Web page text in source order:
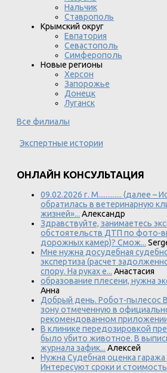
Нальчик
Ставрополь
Крымский округ
Евпатория
Севастополь
Симферополь
Новые регионы
Херсон
Запорожье
Донецк
Луганск
Все филиалы
Экспертные истории
ОНЛАЙН КОНСУЛЬТАЦИЯ
09.02.2026 г. М............. (далее –
обратилась в ветеринарную
жизней»... Александр
Здравствуйте, занимаетесь
обстоятельств ДТП по фото-
дорожных камер)? Смож...
Мне нужна досудебная
экспертиза (расчет
спору. На руках е... Анастасия
образование плесени, нужна
Анна
Добрый день. Робот-пылесос
зону отмеченную в
рекомендованном приложении
В клинике передозировкой
было убито животное. В
журнала зафик... Алексей
Нужна Судебная оценка
Интересуют сроки и